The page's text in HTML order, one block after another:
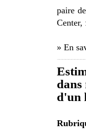
paire
Center,
» En
dans
d'un